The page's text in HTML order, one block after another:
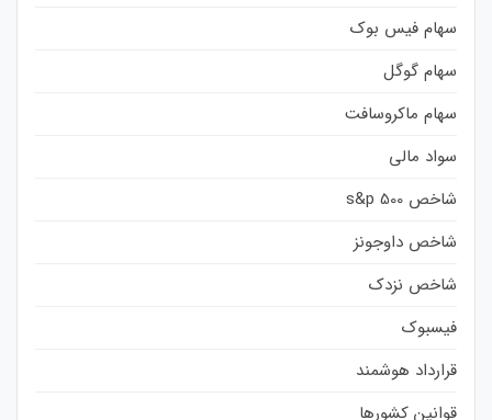
سهام فیس بوک
سهام گوگل
سهام ماکروسافت
سواد مالی
شاخص s&p 500
شاخص داوجونز
شاخص نزدک
فیسبوک
قرارداد هوشمند
قوانین کشورها